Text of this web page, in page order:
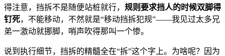
得注意，挡拆不是随便站桩就行， 规则要求挡人的时候双脚得
钉死，不能移动，不然就是“移动挡拆犯规”——我见过太多兄
弟一激动就挪脚，哨声吹得那叫一个惨。
说到执行细节，挡拆的精髓全在“拆”这个字上。为啥呢？因为